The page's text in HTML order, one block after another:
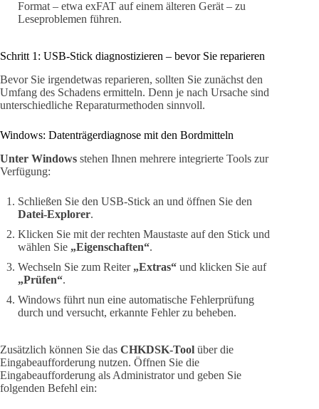
Format – etwa exFAT auf einem älteren Gerät – zu
Leseproblemen führen.
Schritt 1: USB-Stick diagnostizieren – bevor Sie reparieren
Bevor Sie irgendetwas reparieren, sollten Sie zunächst den
Umfang des Schadens ermitteln. Denn je nach Ursache sind
unterschiedliche Reparaturmethoden sinnvoll.
Windows: Datenträgerdiagnose mit den Bordmitteln
Unter Windows stehen Ihnen mehrere integrierte Tools zur
Verfügung:
Schließen Sie den USB-Stick an und öffnen Sie den
Datei-Explorer.
Klicken Sie mit der rechten Maustaste auf den Stick und
wählen Sie „Eigenschaften“.
Wechseln Sie zum Reiter „Extras“ und klicken Sie auf
„Prüfen“.
Windows führt nun eine automatische Fehlerprüfung
durch und versucht, erkannte Fehler zu beheben.
Zusätzlich können Sie das CHKDSK-Tool über die
Eingabeaufforderung nutzen. Öffnen Sie die
Eingabeaufforderung als Administrator und geben Sie
folgenden Befehl ein: